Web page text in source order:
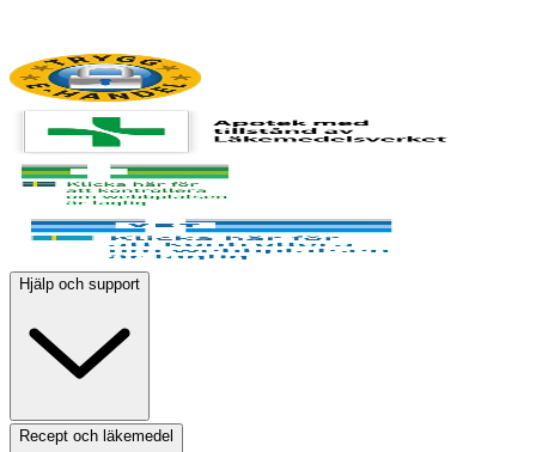
Hjälp och support
Recept och läkemedel